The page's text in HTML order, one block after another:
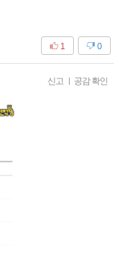
0
1
신고 | 공감 확인